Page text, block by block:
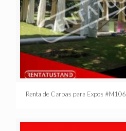
Renta de Carpas para Expos #M106